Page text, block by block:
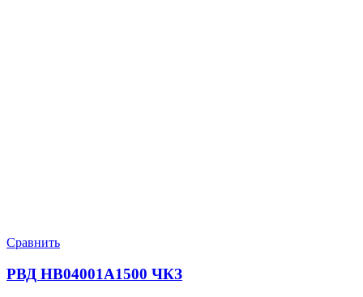
Сравнить
РВД HB04001A1500 ЧКЗ